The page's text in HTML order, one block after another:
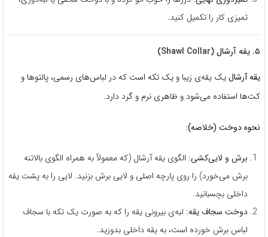
تمیزی کار را تکمیل کنید.
۵. یقه آرشال (Shawl Collar)
یقه آرشالیک یقه‌ی زیبا و یک تکه است که در لباس‌های رسمی، پالتوها و
کت‌ها استفاده می‌شود و ظاهری نرم و گرد دارد.
نحوه دوخت (خلاصه):
برش و لایی‌کشی: الگوی یقه آرشال (که معمولاً به همراه الگوی بالاتنه
برش می‌خورد) را روی پارچه اصلی و لایی برش بزنید. لایی را به پشت یقه
داخلی بچسبانید.
دوخت سجاف یقه: لبه‌ی بیرونی یقه را که به صورت یک تکه با سجاف
لباس برش خورده است، به یقه داخلی بدوزید.